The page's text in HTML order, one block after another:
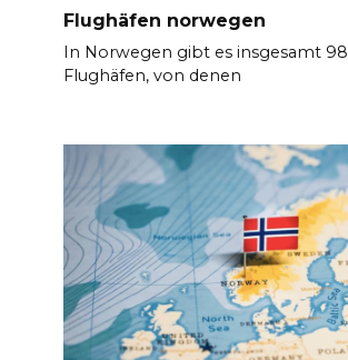
Flughäfen norwegen
In Norwegen gibt es insgesamt 98
Flughäfen, von denen